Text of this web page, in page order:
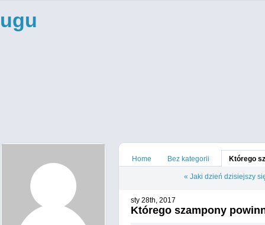
ugu
Home Bez kategorii Którego
« Jaki dzień dzisiejszy
sty 28th, 2017
Którego szampony